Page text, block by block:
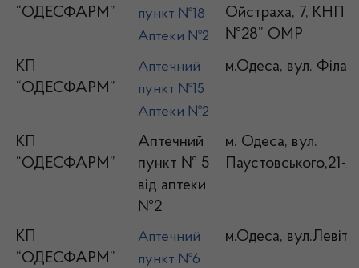
“ОДЕСФАРМ”
пункт №18
Аптеки №2
Ойстраха, 7, КНП
№28” ОМР
КП
“ОДЕСФАРМ”
Аптечний
пункт №15
Аптеки №2
м.Одеса, вул.
КП
“ОДЕСФАРМ”
Аптечний
пункт № 5
від аптеки
№2
м. Одеса, вул.
Паустовського,21-А
КП
“ОДЕСФАРМ”
Аптечний
пункт №6
м.Одеса,